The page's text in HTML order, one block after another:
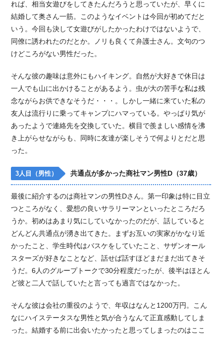
れば、相当女遊びをしてきたんだろうと思っていたが、早くに
結婚して奥さん一筋。このようなイベントは今回が初めてだと
いう。今回も決して女遊びがしたかったわけではないようで、
同僚に誘われたのだとか。ノリも良くて弁護士さん。文句のつ
けどころがない男性だった。
そんな彼の趣味は意外にもハイキング。自然が大好きで休日は
一人でも山に出かけることがあるよう。虫が大の苦手な私は残
念ながらお供できなそうだ・・・。しかし一緒に来ていた私の
友人は流行りに乗ってキャンプにハマっている。やっぱり気が
あったようで連絡先を交換していた。横目で羨ましい感情を沸
き上がらせながらも、同時に友達が楽しそうで何よりとだと思
った。
3人目（男性） 共通点が多かった商社マン男性D（37歳）
最後に紹介するのは商社マンの男性Dさん。第一印象は特に目立
つところがなく、愛想の良いサラリーマンといったところだろ
うか。初めはあまり気にしていなかったのだが、話していると
どんどん共通点が湧き出てきた。まずお互いの実家がかなり近
かったこと、学生時代はバスケをしていたこと、サザンオール
スターズが好きなことなど、話せば話すほどまだまだ出てきそ
うだ。6人のグループトークで30分程度だったが、後半はほとん
ど彼と二人で話していたと言っても過言ではなかった。
そんな彼は会社の重役のようで、年収はなんと1200万円。こん
なにハイステータスな男性と気が合うなんて正直感動してしま
った。結婚する前に出会いたかったと思ってしまったのはここ